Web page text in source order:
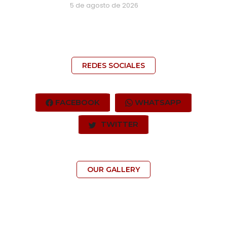
5 de agosto de 2026
REDES SOCIALES
FACEBOOK WHATSAPP
TWITTER
OUR GALLERY